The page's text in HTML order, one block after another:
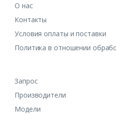
О нас
Контакты
Условия оплаты и поставки
Политика в отношении
Запрос
Производители
Модели